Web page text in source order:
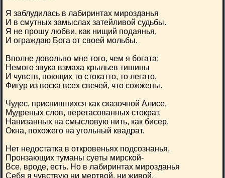
Я заблудилась в лабиринтах мирозданья
И в смутных замыслах затейливой судьбы.
Я не прошу любви, как нищий подаянья,
И ограждаю Бога от своей мольбы.
Вполне довольно мне того, чем я богата:
Немого звука взмаха крыльев тишины
И чувств, поющих то стокатто, то легато,
Фигур из воска всех свечей, что сожжены.
Чудес, приснившихся как сказочной Алисе,
Мудреных слов, перетасованных стократ,
Нанизанных на смысловую нить, как бисер,
Окна, похожего на угольный квадрат.
Нет недостатка в откровеньях подсознанья,
Пронзающих туманы суеты мирской-
Все, вроде, есть. Но в лабиринтах мирозданья
Себя я чувствую ни мертвой, ни живой.